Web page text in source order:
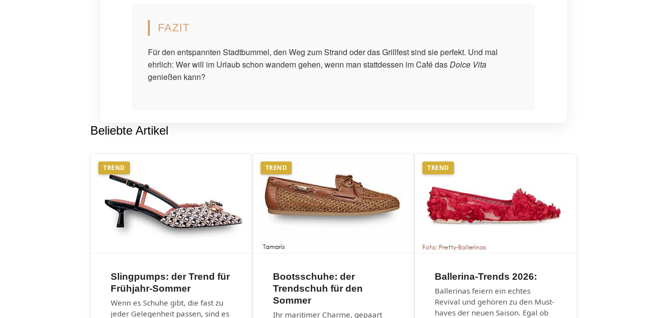
FAZIT
Für den entspannten Stadtbummel, den Weg zum Strand oder das Grillfest sind sie perfekt. Und mal
ehrlich: Wer will im Urlaub schon wandern gehen, wenn man stattdessen im Café das Dolce Vita
genießen kann?
Beliebte Artikel
TREND
Slingpumps: der Trend für
Frühjahr-Sommer
Wenn es Schuhe gibt, die fast zu
jeder Gelegenheit passen, sind es
TREND
Bootsschuhe: der
Trendschuh für den
Sommer
Ihr maritimer Charme, gepaart
TREND
Ballerina-Trends 2026:
Ballerinas feiern ein echtes
Revival und gehören zu den Must-
haves der neuen Saison. Egal ob